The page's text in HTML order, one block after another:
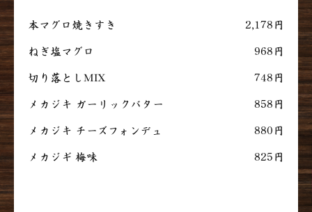
本マグロ焼きすき 2,178円
ねぎ塩マグロ 968円
切り落としMIX 748円
メカジキ ガーリックバター 858円
メカジキ チーズフォンデュ 880円
メカジギ 梅味 825円